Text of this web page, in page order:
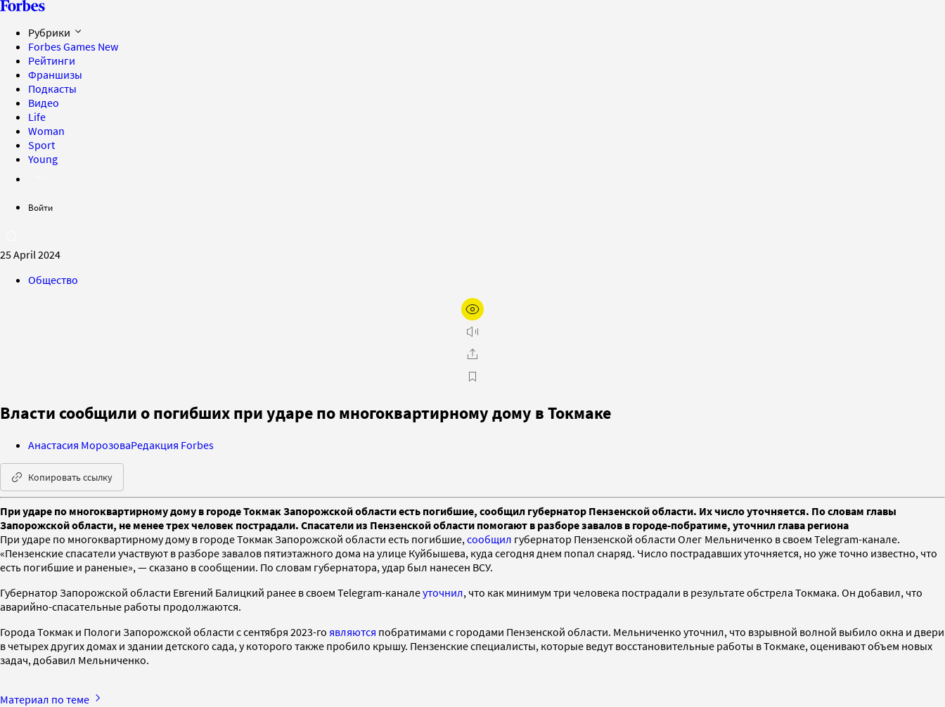
Рубрики
Forbes Games New
Рейтинги
Франшизы
Подкасты
Видео
Life
Woman
Sport
Young
Войти
25 April 2024
Общество
Власти сообщили о погибших при ударе по многоквартирному дому в Токмаке
Анастасия МорозоваРедакция Forbes
Копировать ссылку
При ударе по многоквартирному дому в городе Токмак Запорожской области есть погибшие, сообщил губернатор Пензенской области. Их число уточняется. По словам главы
Запорожской области, не менее трех человек пострадали. Спасатели из Пензенской области помогают в разборе завалов в городе-побратиме, уточнил глава региона
При ударе по многоквартирному дому в городе Токмак Запорожской области есть погибшие, сообщил губернатор Пензенской области Олег Мельниченко в своем Telegram-канале.
«Пензенские спасатели участвуют в разборе завалов пятиэтажного дома на улице Куйбышева, куда сегодня днем попал снаряд. Число пострадавших уточняется, но уже точно известно, что
есть погибшие и раненые», — сказано в сообщении. По словам губернатора, удар был нанесен ВСУ.
Губернатор Запорожской области Евгений Балицкий ранее в своем Telegram-каналеуточнил, что как минимум три человека пострадали в результате обстрела Токмака. Он добавил, что
аварийно-спасательные работы продолжаются.
Города Токмак и Пологи Запорожской области с сентября 2023-го являются побратимами с городами Пензенской области. Мельниченко уточнил, что взрывной волной выбило окна и двери
в четырех других домах и здании детского сада, у которого также пробило крышу. Пензенские специалисты, которые ведут восстановительные работы в Токмаке, оценивают объем новых
задач, добавил Мельниченко.
Материал по теме